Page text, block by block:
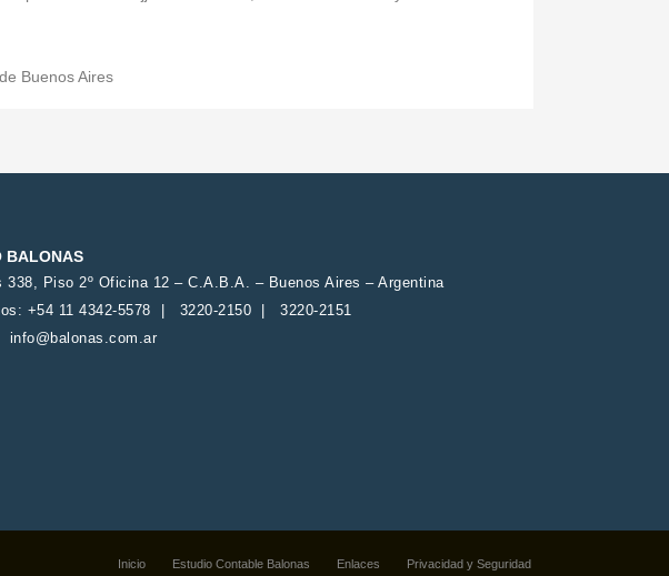
Buenos Aires
BALONAS
338, Piso 2º Oficina 12 – C.A.B.A. – Buenos Aires – Argentina
+54 11 4342-5578 | 3220-2150 | 3220-2151
info@balonas.com.ar
Inicio Estudio Contable Balonas Enlaces Privacidad y Seguridad